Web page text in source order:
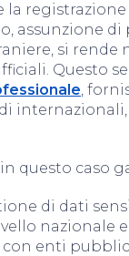
la
assunzione
si rende
Questo
,
in questo caso
di dati
nazionale
enti